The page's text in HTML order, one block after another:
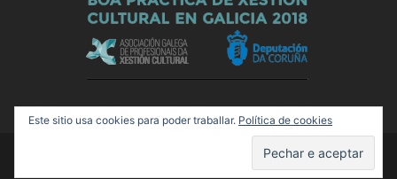
© 2026 Olloboi. Funciona grazas aSydney
Este sitio usa cookies para poder traballar. Política de cookies